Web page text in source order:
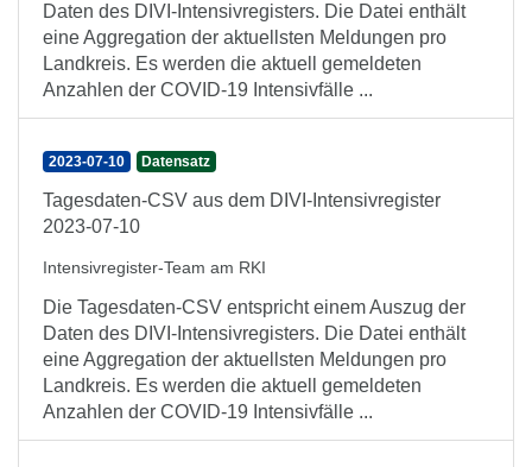
Daten des DIVI-Intensivregisters. Die Datei enthält
eine Aggregation der aktuellsten Meldungen pro
Landkreis. Es werden die aktuell gemeldeten
Anzahlen der COVID-19 Intensivfälle ...
2023-07-10 Datensatz
Tagesdaten-CSV aus dem DIVI-Intensivregister
2023-07-10
Intensivregister-Team am RKI
Die Tagesdaten-CSV entspricht einem Auszug der
Daten des DIVI-Intensivregisters. Die Datei enthält
eine Aggregation der aktuellsten Meldungen pro
Landkreis. Es werden die aktuell gemeldeten
Anzahlen der COVID-19 Intensivfälle ...